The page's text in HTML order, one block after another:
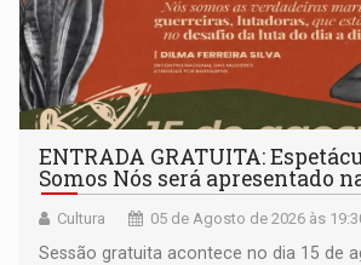
ENTRADA GRATUITA:
Somos Nós será apresentado
Cultura 05 de Agosto de 2026 às
Sessão gratuita acontece no dia 15 de